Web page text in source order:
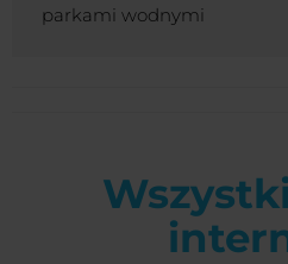
parkami wodnymi